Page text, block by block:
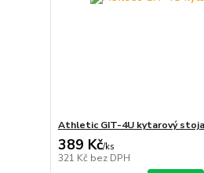
Athletic GIT-4U kytarový
389 Kč/ks
321 Kč bez DPH